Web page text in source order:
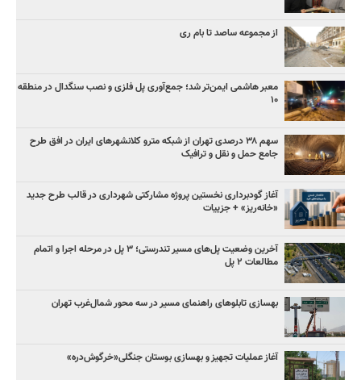
از مجموعه ساصد تا بام ری
معبر هاشمی ایمن‌تر شد؛ جمع‌آوری پل فلزی و نصب سنگدال در منطقه
۱۰
سهم ۳۸ درصدی تهران از شبکه مترو کلانشهرهای ایران در افق طرح
جامع حمل و نقل و ترافیک
آغاز گودبرداری نخستین پروژه مشارکتی شهرداری در قالب طرح جدید
«خانه‌ریز» + جزییات
آخرین وضعیت پل‌های مسیر تندرستی؛ ۳ پل در مرحله اجرا و اتمام
مطالعات ۲ پل
بهسازی تابلوهای راهنمای مسیر در سه محور شمال‌غرب تهران
آغاز عملیات تجهیز و بهسازی بوستان جنگلی«خرگوش‌دره»